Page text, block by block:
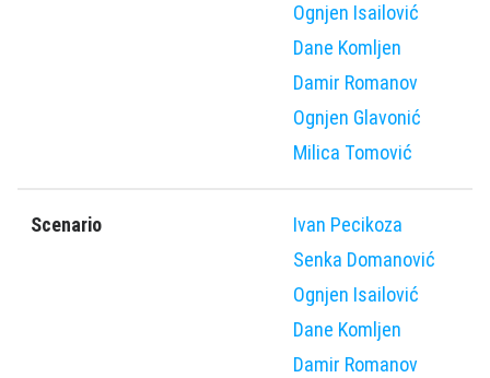
Ognjen Isailović
Dane Komljen
Damir Romanov
Ognjen Glavonić
Milica Tomović
Scenario
Ivan Pecikoza
Senka Domanović
Ognjen Isailović
Dane Komljen
Damir Romanov